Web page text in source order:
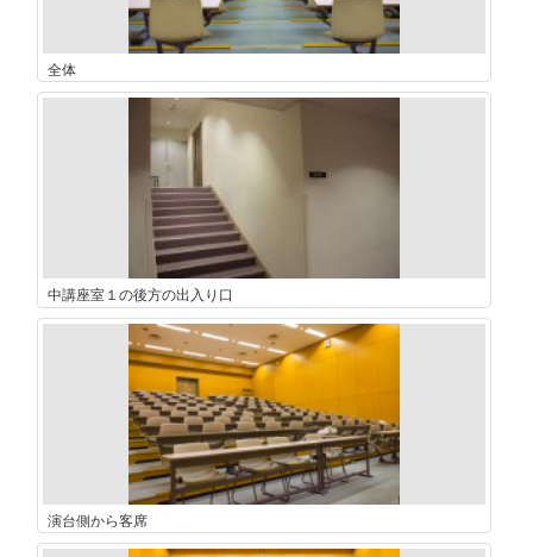
全体
中講座室１の後方の出入り口
演台側から客席